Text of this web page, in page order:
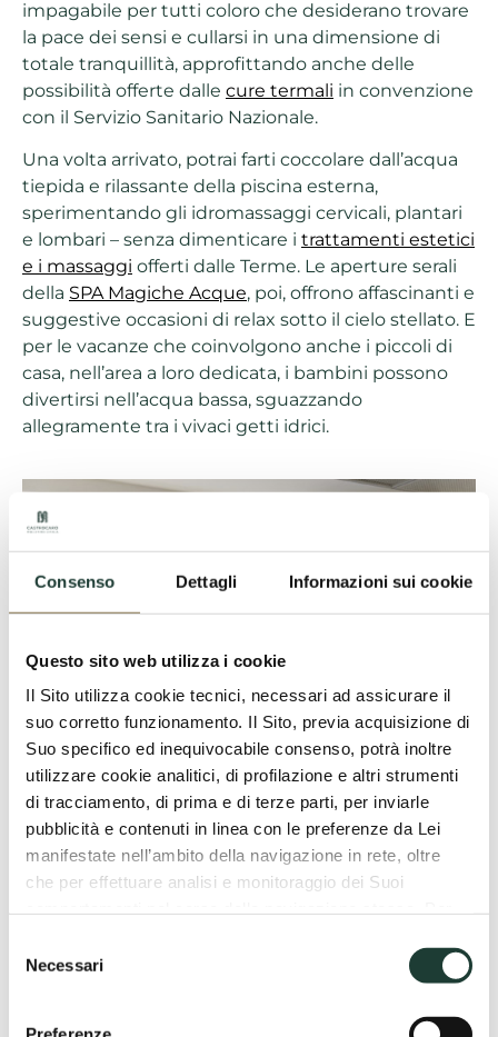
Consenso Dettagli Informazioni sui cookie
Questo sito web utilizza i cookie
Il Sito utilizza cookie tecnici, necessari ad assicurare il
suo corretto funzionamento. Il Sito, previa acquisizione di
Suo specifico ed inequivocabile consenso, potrà inoltre
utilizzare cookie analitici, di profilazione e altri strumenti
di tracciamento, di prima e di terze parti, per inviarle
pubblicità e contenuti in linea con le preferenze da Lei
manifestate nell’ambito della navigazione in rete, oltre
che per effettuare analisi e monitoraggio dei Suoi
tracciamento in funzione sul Sito, La preghiamo di
- cliccando su “Accetta tutti”, Lei acconsente all’uso dei
delNecessari
impagabile per tutti coloro che desiderano trovare
la pace dei sensi e cullarsi in una dimensione di
totale tranquillità, approfittando anche delle
possibilità offerte dalle cure termali in convenzione
con il Servizio Sanitario Nazionale.
Una volta arrivato, potrai farti coccolare dall’acqua
tiepida e rilassante della piscina esterna,
sperimentando gli idromassaggi cervicali, plantari
e lombari – senza dimenticare i trattamenti estetici
e i massaggi offerti dalle Terme. Le aperture serali
della SPA Magiche Acque, poi, offrono affascinanti e
suggestive occasioni di relax sotto il cielo stellato. E
per le vacanze che coinvolgono anche i piccoli di
casa, nell’area a loro dedicata, i bambini possono
divertirsi nell’acqua bassa, sguazzando
allegramente tra i vivaci getti idrici.